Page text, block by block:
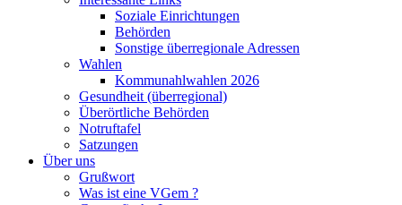
Soziale Einrichtungen
Behörden
Sonstige überregionale Adressen
Wahlen
Kommunahlwahlen 2026
Gesundheit (überregional)
Überörtliche Behörden
Notruftafel
Satzungen
Über uns
Grußwort
Was ist eine VGem ?